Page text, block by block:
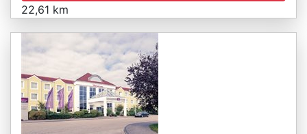
22,61 km